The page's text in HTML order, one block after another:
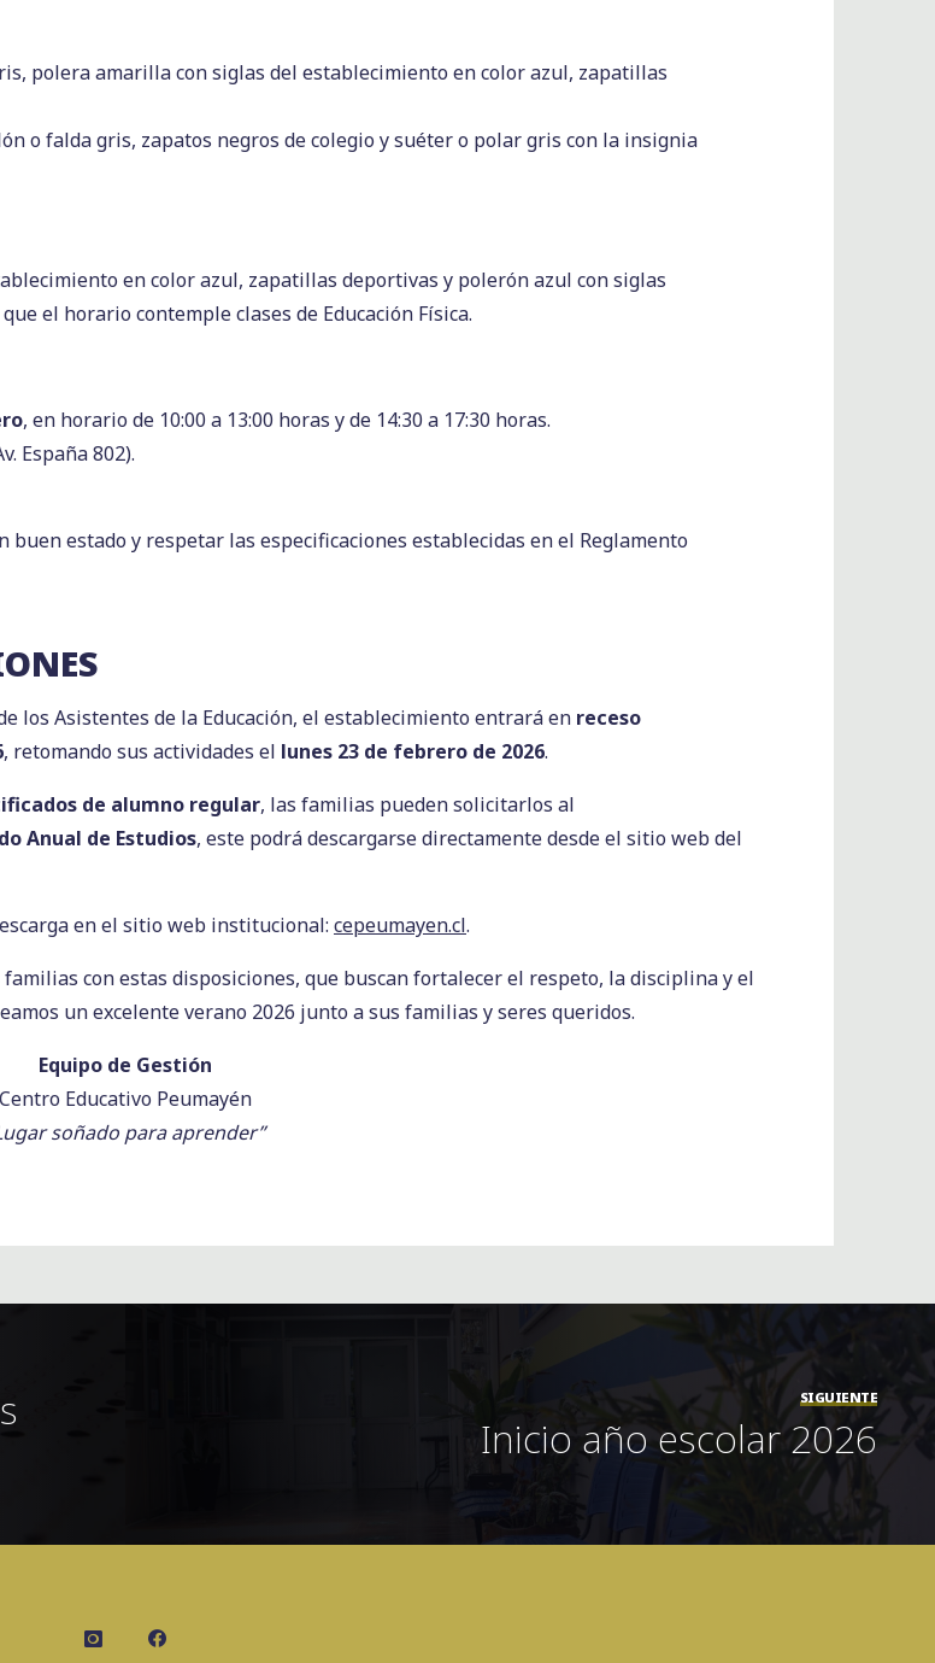
polera amarilla con siglas del establecimiento en color azul, zapatillas
o falda gris, zapatos negros de colegio y suéter o polar gris con la insignia
en color azul, zapatillas deportivas y polerón azul con siglas
el horario contemple clases de Educación Física.
, en horario de 10:00 a 13:00 horas y de 14:30 a 17:30 horas.
España 802).
estado y respetar las especificaciones establecidas en el Reglamento
los Asistentes de la Educación, el establecimiento entrará en receso
, retomando sus actividades el lunes 23 de febrero de 2026.
de alumno regular, las familias pueden solicitarlos al
Anual de Estudios, este podrá descargarse directamente desde el sitio web del
en el sitio web institucional: cepeumayen.cl.
con estas disposiciones, que buscan fortalecer el respeto, la disciplina y el
un excelente verano 2026 junto a sus familias y seres queridos.
Equipo de Gestión
Centro Educativo Peumayén
soñado para aprender”
SIGUIENTE
Inicio año escolar 2026